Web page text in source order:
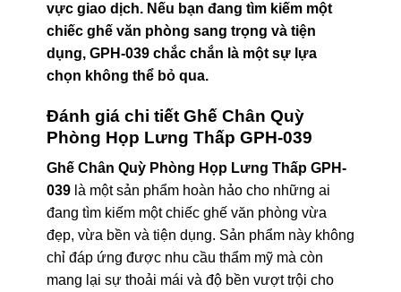
vực giao dịch. Nếu bạn đang tìm kiếm một
chiếc ghế văn phòng sang trọng và tiện
dụng, GPH-039 chắc chắn là một sự lựa
chọn không thể bỏ qua.
Đánh giá chi tiết Ghế Chân Quỳ
Phòng Họp Lưng Thấp GPH-039
Ghế Chân Quỳ Phòng Họp Lưng Thấp GPH-
039là một sản phẩm hoàn hảo cho những ai
đang tìm kiếm một chiếc ghế văn phòng vừa
đẹp, vừa bền và tiện dụng. Sản phẩm này không
chỉ đáp ứng được nhu cầu thẩm mỹ mà còn
mang lại sự thoải mái và độ bền vượt trội cho